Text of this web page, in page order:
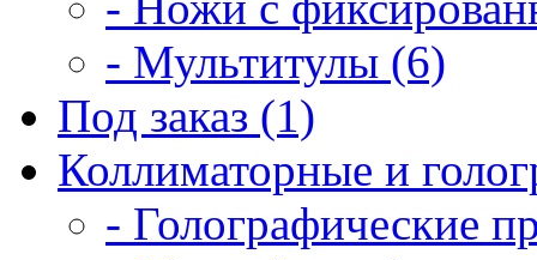
- Мультитулы (6)
Под заказ (1)
Коллиматорные и
- Голографические